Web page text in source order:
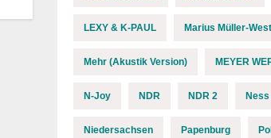
LEXY & K-PAUL Marius Müller-
Mehr (Akustik Version) MEYER
N-Joy NDR NDR 2 Ness
Niedersachsen Papenburg